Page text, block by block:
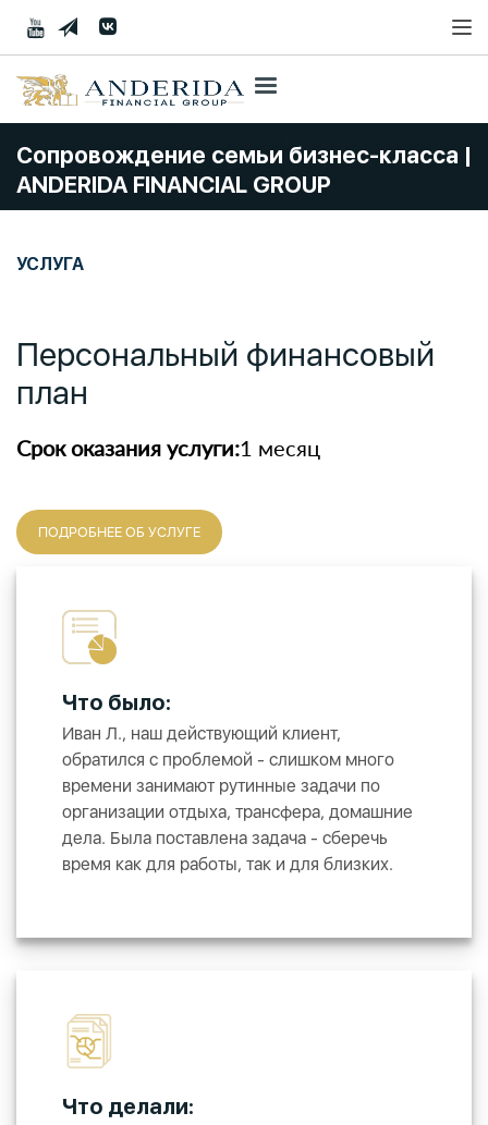
Сопровождение семьи бизнес-класса |
ANDERIDA FINANCIAL GROUP
УСЛУГА
Персональный финансовый
план
Срок оказания услуги:1 месяц
ПОДРОБНЕЕ ОБ УСЛУГЕ
Что было:
Иван Л., наш действующий клиент,
обратился с проблемой - слишком много
времени занимают рутинные задачи по
организации отдыха, трансфера, домашние
дела. Была поставлена задача - сберечь
время как для работы, так и для близких.
Что делали: